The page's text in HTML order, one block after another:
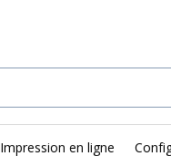
Impression en ligne